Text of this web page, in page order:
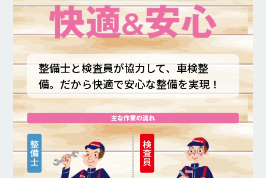
整備士と検査員が協力して、車検整
備。だから快適で安心な整備を実現！